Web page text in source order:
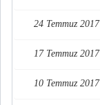
24 Temmuz 2017
17 Temmuz 2017
10 Temmuz 2017